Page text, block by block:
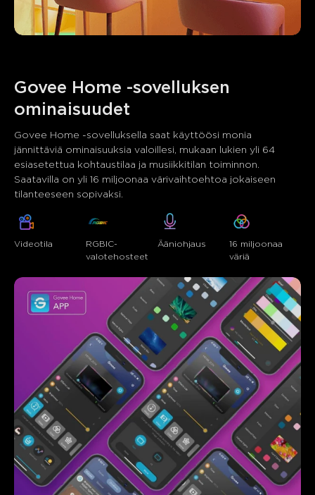
Govee Home -sovelluksen
ominaisuudet
Govee Home -sovelluksella saat käyttöösi monia
jännittäviä ominaisuuksia valoillesi, mukaan lukien yli 64
esiasetettua kohtaustilaa ja musiikkitilan toiminnon.
Saatavilla on yli 16 miljoonaa värivaihtoehtoa jokaiseen
tilanteeseen sopivaksi.
Videotila
RGBIC-
valotehosteet
Ääniohjaus
16 miljoonaa
väriä